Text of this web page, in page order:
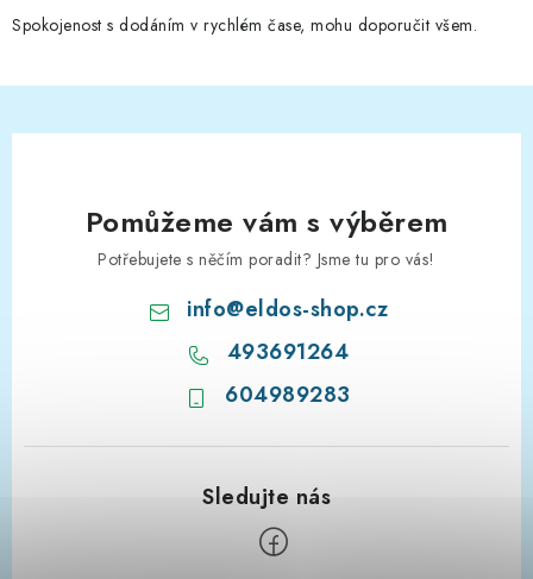
Spokojenost s dodáním v rychlém čase, mohu doporučit všem.
Pomůžeme vám s výběrem
Potřebujete s něčím poradit? Jsme tu pro vás!
info@eldos-shop.cz
493691264
604989283